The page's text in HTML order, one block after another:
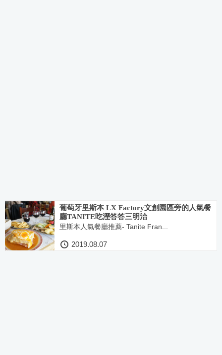
葡萄牙里斯本 LX Factory文創園區旁的人氣餐
廳TANITE吃溼答答三明治
里斯本人氣餐廳推薦- Tanite Fran...
2019.08.07